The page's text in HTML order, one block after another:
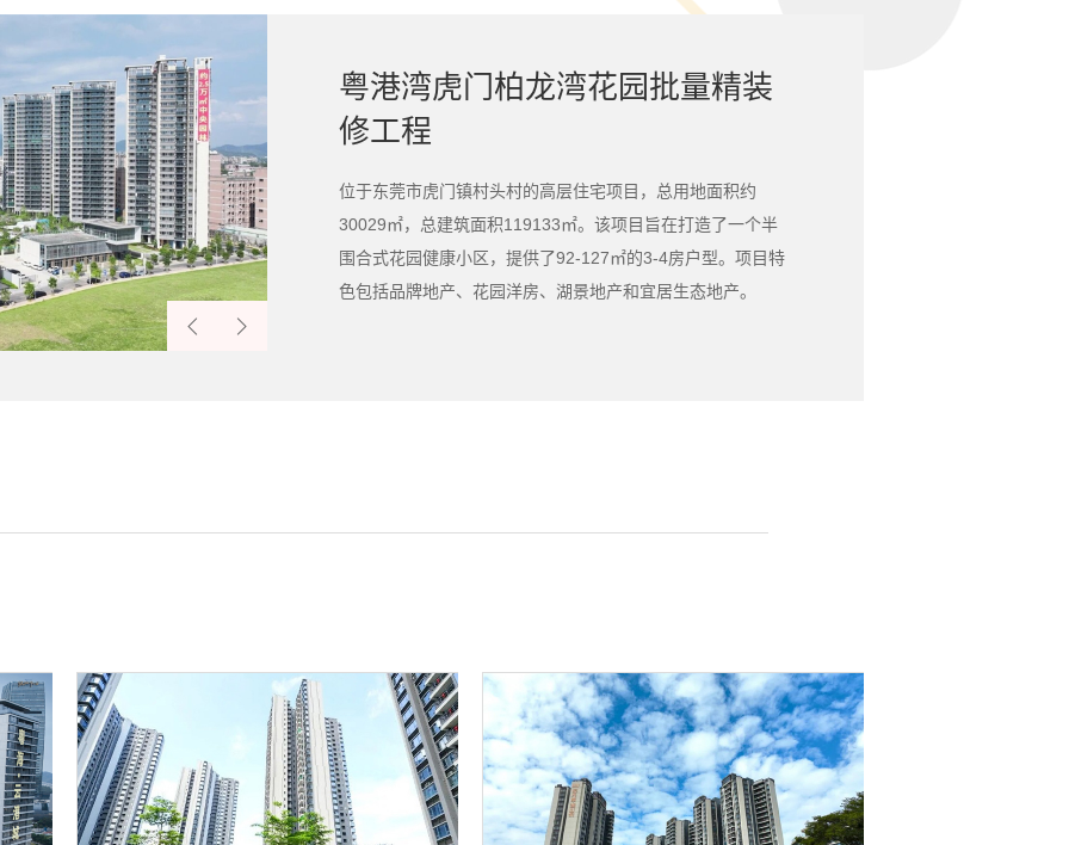
粤港湾虎门柏龙湾花园批量精装
修工程
位于东莞市虎门镇村头村‌的高层住宅项目，总用地面积约
30029㎡，总建筑面积119133㎡。‌该项目旨在‌打造了一个半
围合式花园健康小区，‌提供了92-127㎡的3-4房户型。‌项目特
色包括品牌地产、‌花园洋房、‌湖景地产和宜居生态地产。‌